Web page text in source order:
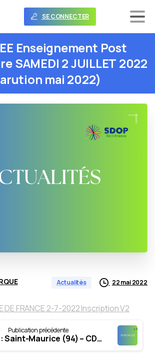
SE CONNECTER
Enseignement Post
SAMEDI 2JUILLET 2022
mai 2022)
Actualités 22 mai 2022
DE FRANCE 2-7-2022 Inscription V2
Publication précédente
OFFRE : Saint-Maurice (94) – CDI/titularisation – Temps plein (création) (parution mai 2022)